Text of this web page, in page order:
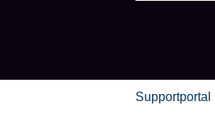
Supportportal